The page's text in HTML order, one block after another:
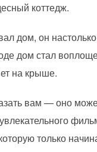
коттедж.
дом, он
дом стал
на крыше.
вам — оно
только